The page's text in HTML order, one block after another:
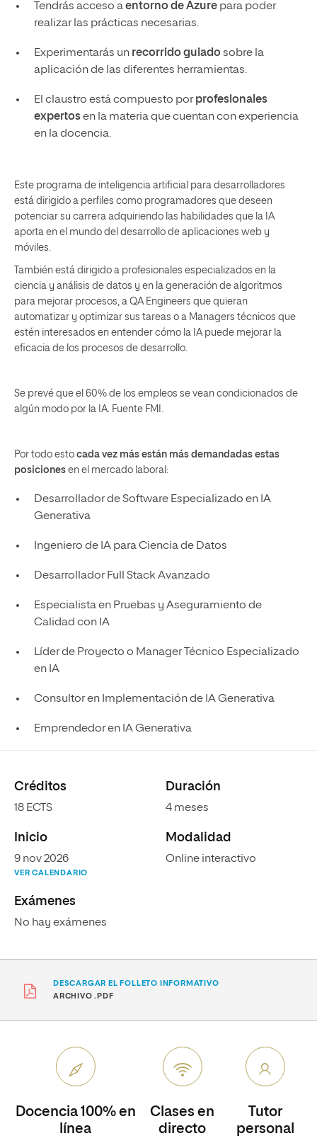
Tendrás acceso aentorno de Azurepara poder
realizar las prácticas necesarias.
Experimentarás un recorrido guiadosobre la
aplicación de las diferentes herramientas.
El claustro está compuesto porprofesionales
expertosen la materia que cuentan con experiencia
en la docencia.
Este programa de inteligencia artificial para desarrolladores
está dirigido a perfiles como programadores que deseen
potenciar su carrera adquiriendo las habilidades que la IA
aporta en el mundo del desarrollo de aplicaciones web y
móviles.
También está dirigido a profesionales especializados en la
ciencia y análisis de datos y en la generación de algoritmos
para mejorar procesos, a QA Engineers que quieran
automatizar y optimizar sus tareas o a Managers técnicos que
estén interesados en entender cómo la IA puede mejorar la
eficacia de los procesos de desarrollo.
Se prevé que el 60% de los empleos se vean condicionados de
algún modo por la IA. Fuente FMI.
Por todo esto cada vez más están más demandadas estas
posiciones en el mercado laboral:
Desarrollador de Software Especializado en IA
Generativa
Ingeniero de IA para Ciencia de Datos
Desarrollador Full Stack Avanzado
Especialista en Pruebas y Aseguramiento de
Calidad con IA
Líder de Proyecto o Manager Técnico Especializado
en IA
Consultor en Implementación de IA Generativa
Emprendedor en IA Generativa
Créditos
18 ECTS
Duración
4 meses
Inicio
9 nov 2026
VER CALENDARIO
Modalidad
Online interactivo
Exámenes
No hay exámenes
DESCARGAR EL FOLLETO INFORMATIVO
ARCHIVO .PDF
Docencia 100% en
línea
Clases en
directo
Tutor
personal